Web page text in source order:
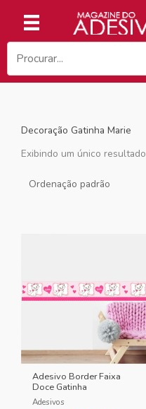
conteúdo
Decoração Gatinha Marie
Exibindo um único resultado
Adesivo Border Faixa
Doce Gatinha
Adesivos